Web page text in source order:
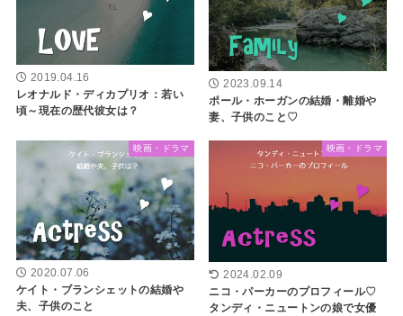
2019.04.16
レオナルド・ディカプリオ：若い
頃～現在の歴代彼女は？
2023.09.14
ポール・ホーガンの結婚・離婚や
妻、子供のこと♡
映画・ドラマ
2020.07.06
ケイト・ブランシェットの結婚や
夫、子供のこと
映画・ドラマ
2024.02.09
ニコ・パーカーのプロフィール♡
タンディ・ニュートンの娘で女優